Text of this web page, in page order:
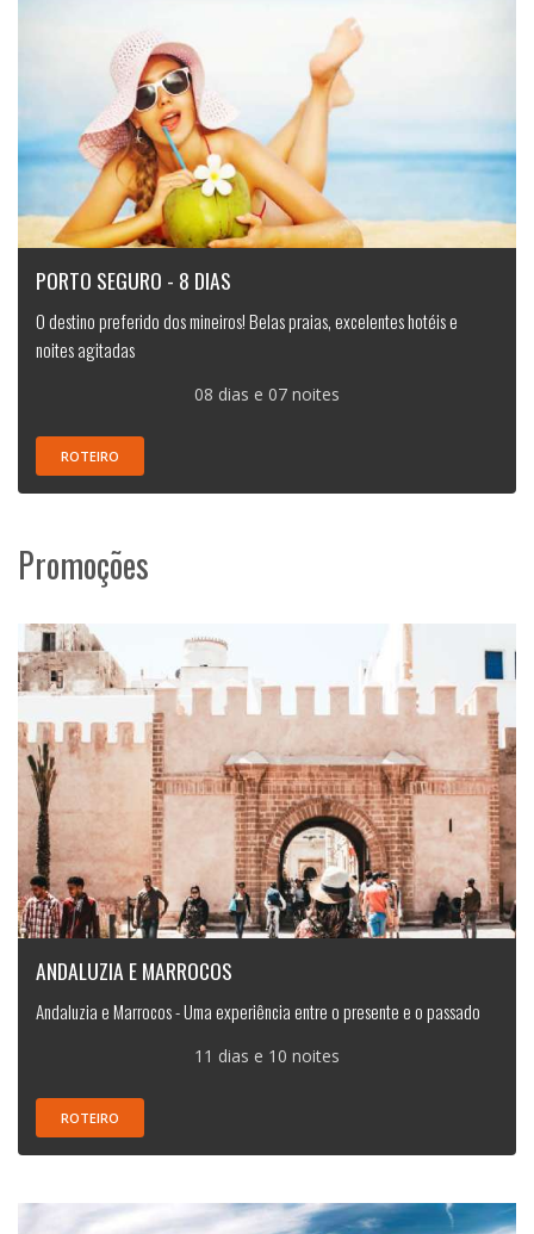
PORTO SEGURO - 8 DIAS
O destino preferido dos mineiros! Belas praias, excelentes hotéis e
noites agitadas
08 dias e 07 noites
ROTEIRO
Promoções
ANDALUZIA E MARROCOS
Andaluzia e Marrocos - Uma experiência entre o presente e o passado
11 dias e 10 noites
ROTEIRO